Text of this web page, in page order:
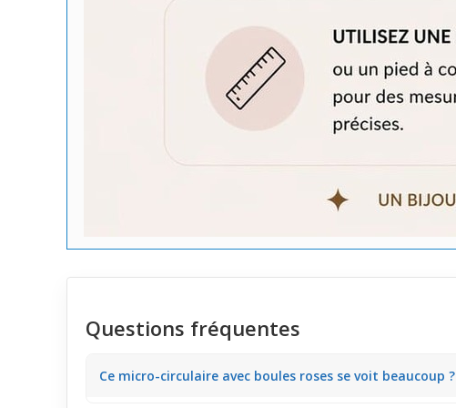
Questions fréquentes
Ce micro-circulaire avec boules roses se voit beaucoup ?